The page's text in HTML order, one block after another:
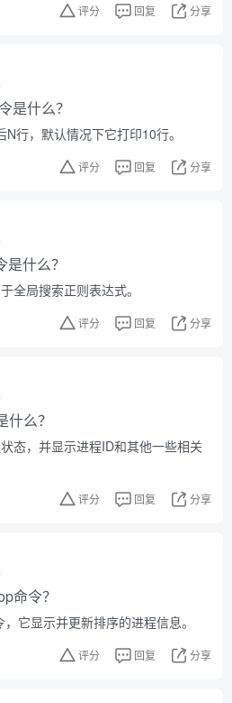
评分 回复 分享
是什么？
行，默认情况下它打印10行。
评分 回复 分享
什么？
全局搜索正则表达式。
评分 回复 分享
么？
态，并显示进程ID和其他一些相关
评分 回复 分享
命令？
它显示并更新排序的进程信息。
评分 回复 分享